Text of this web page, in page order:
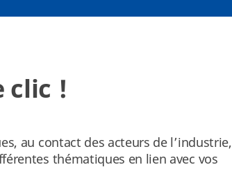
clic !
au contact des acteurs de l’industrie,
thématiques en lien avec vos